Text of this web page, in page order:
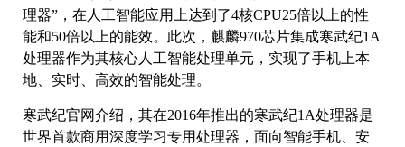
理器”，在人工智能应用上达到了4核CPU25倍以上的性
能和50倍以上的能效。此次，麒麟970芯片集成寒武纪1A
处理器作为其核心人工智能处理单元，实现了手机上本
地、实时、高效的智能处理。
寒武纪官网介绍，其在2016年推出的寒武纪1A处理器是
世界首款商用深度学习专用处理器，面向智能手机、安